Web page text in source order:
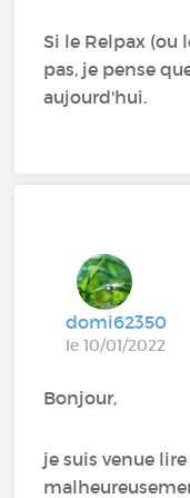
Si le Relpax (ou
pas, je pense
aujourd'hui.
domi62350
le 10/01/2022
Bonjour,
je suis venue